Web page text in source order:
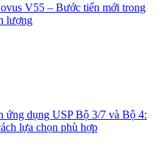
V55 – Bước tiến mới trong
lượng
ứng dụng USP Bộ 3/7 và Bộ 4:
lựa chọn phù hợp